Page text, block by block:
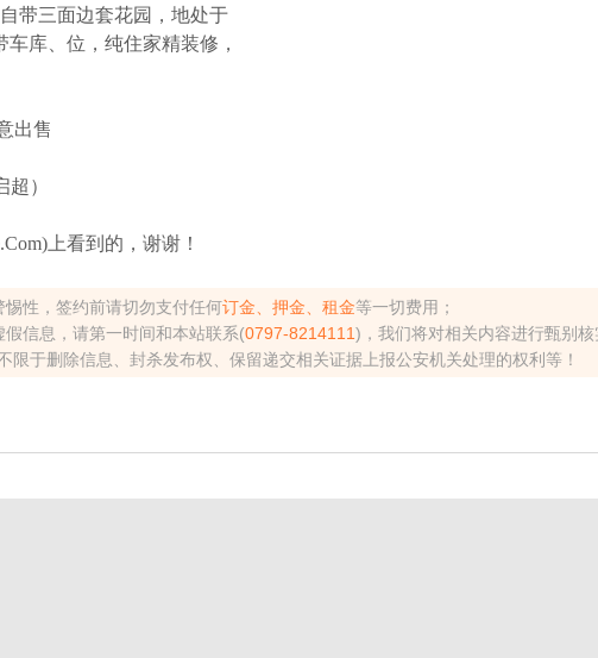
带三面边套花园，地处于
库、位，纯住家精装修，
出售
）
上看到的，谢谢！
性，签约前请切勿支付任何订金、押金、租金等一切费用；
信息，请第一时间和本站联系(0797-8214111)，我们将对相关内容进行甄别核
限于删除信息、封杀发布权、保留递交相关证据上报公安机关处理的权利等！